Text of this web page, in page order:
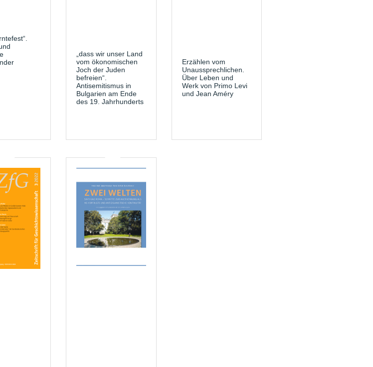
„dass wir unser Land
vom ökonomischen
Joch der Juden
befreien“.
Antisemitismus in
Bulgarien am Ende
des 19. Jahrhunderts
Erzählen vom
Unaussprechlichen.
Über Leben und
Werk von Primo Levi
und Jean Améry